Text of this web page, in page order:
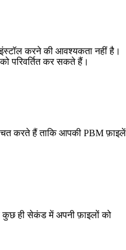
करने की आवश्यकता नहीं है।
परिवर्तित कर सकते हैं।
करते हैं ताकि आपकी PBM फ़ाइलें
ही सेकंड में अपनी फ़ाइलों को